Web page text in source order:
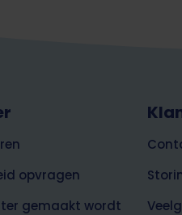
opvragen
gemaakt wordt